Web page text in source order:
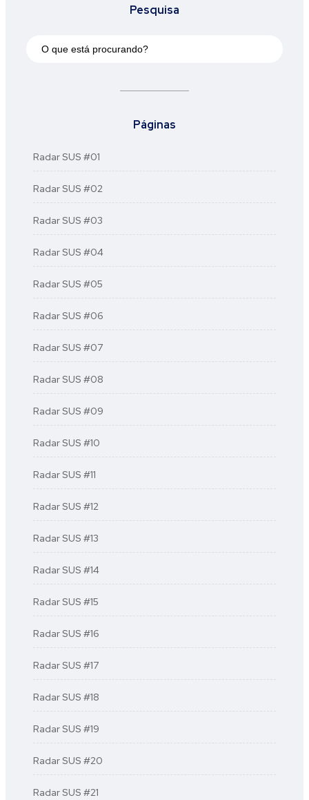
Pesquisa
Páginas
Radar SUS #01
Radar SUS #02
Radar SUS #03
Radar SUS #04
Radar SUS #05
Radar SUS #06
Radar SUS #07
Radar SUS #08
Radar SUS #09
Radar SUS #10
Radar SUS #11
Radar SUS #12
Radar SUS #13
Radar SUS #14
Radar SUS #15
Radar SUS #16
Radar SUS #17
Radar SUS #18
Radar SUS #19
Radar SUS #20
Radar SUS #21